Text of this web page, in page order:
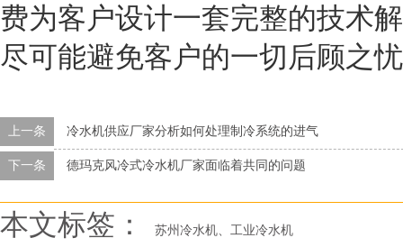
费为客户设计一套完整的技术
尽可能避免客户的一切后顾之
上一条 冷水机供应厂家分析如何处理制冷系统的进气
下一条 德玛克风冷式冷水机厂家面临着共同的问题
本文标签： 苏州冷水机、工业冷水机